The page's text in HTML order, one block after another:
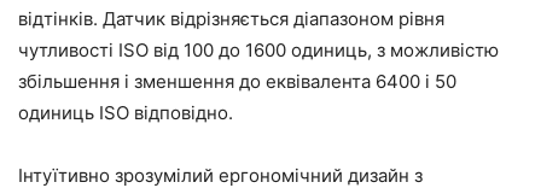
відтінків. Датчик відрізняється діапазоном рівня
чутливості ISO від 100 до 1600 одиниць, з можливістю
збільшення і зменшення до еквівалента 6400 і 50
одиниць ISO відповідно.
Інтуїтивно зрозумілий ергономічний дизайн з